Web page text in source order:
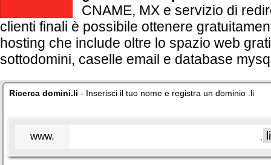
CNAME, MX e servizio di
clienti finali è possibile ottenere
hosting che include oltre lo spazio web
sottodomini, caselle email e database
Ricerca domini.li - Inserisci il tuo nome e registra un dominio .li
www.